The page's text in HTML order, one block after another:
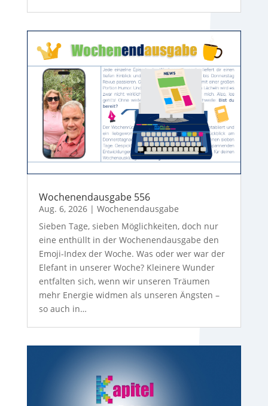
Wochenendausgabe 556
Aug. 6, 2026| Wochenendausgabe
Sieben Tage, sieben Möglichkeiten, doch nur
eine enthüllt in der Wochenendausgabe den
Emoji-Index der Woche. Was oder wer war der
Elefant in unserer Woche? Kleinere Wunder
entfalten sich, wenn wir unseren Träumen
mehr Energie widmen als unseren Ängsten –
so auch in…